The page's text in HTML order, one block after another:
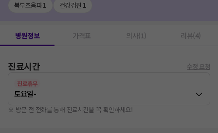
복부초음파1 건강검진 1
병원정보 가격표 의사(1) 리뷰(4)
진료시간 수정 요청
진료휴무
토요일-
※ 방문 전 전화를 통해 진료시간을 꼭 확인하세요!